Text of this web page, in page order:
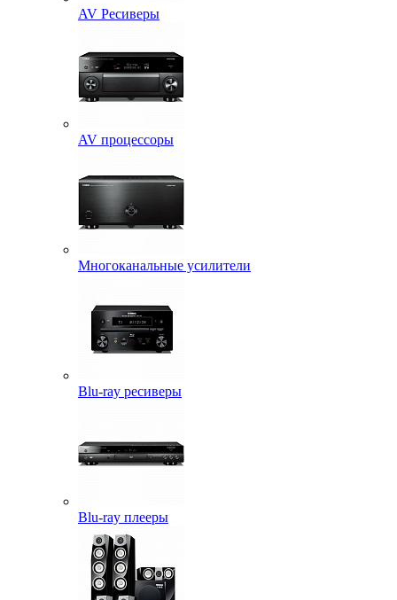
AV Ресиверы
AV процессоры
Многоканальные усилители
Blu-ray ресиверы
Blu-ray плееры